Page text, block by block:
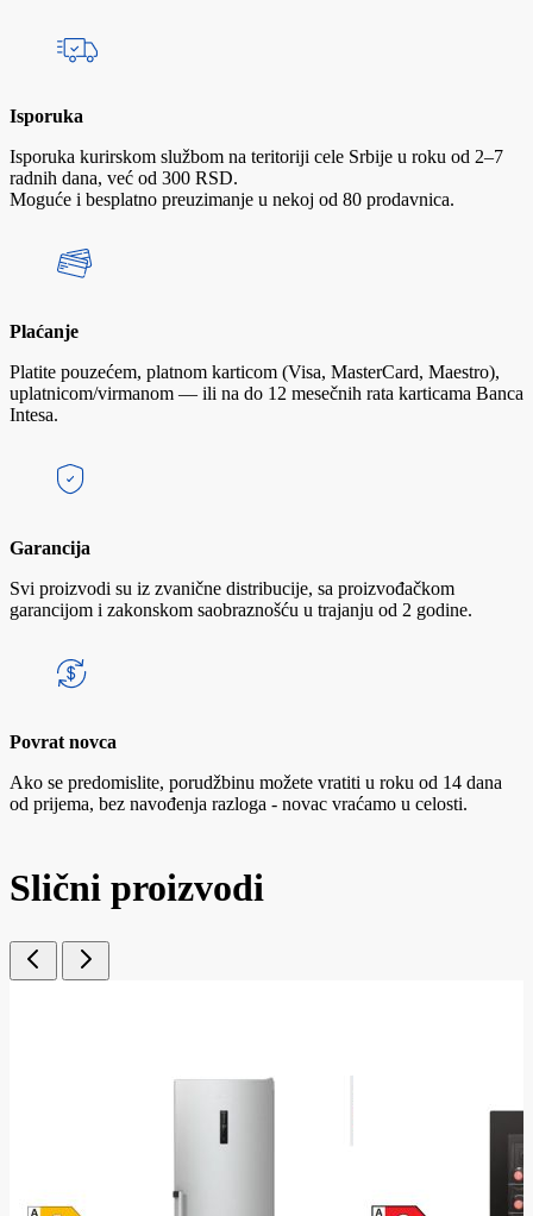
Isporuka
Isporuka kurirskom službom na teritoriji cele Srbije u roku od 2–7
radnih dana, već od 300 RSD.
Moguće i besplatno preuzimanje u nekoj od 80 prodavnica.
Plaćanje
Platite pouzećem, platnom karticom (Visa, MasterCard, Maestro),
uplatnicom/virmanom — ili na do 12 mesečnih rata karticama Banca
Intesa.
Garancija
Svi proizvodi su iz zvanične distribucije, sa proizvođačkom
garancijom i zakonskom saobraznošću u trajanju od 2 godine.
Povrat novca
Ako se predomislite, porudžbinu možete vratiti u roku od 14 dana
od prijema, bez navođenja razloga - novac vraćamo u celosti.
Slični proizvodi